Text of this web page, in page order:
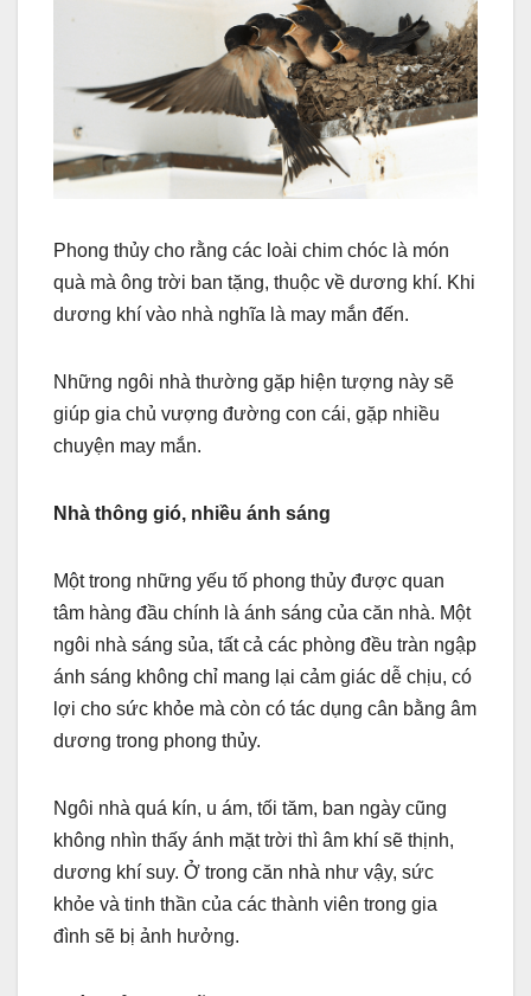
Phong thủy cho rằng các loài chim chóc là món
quà mà ông trời ban tặng, thuộc về dương khí. Khi
dương khí vào nhà nghĩa là may mắn đến.
Những ngôi nhà thường gặp hiện tượng này sẽ
giúp gia chủ vượng đường con cái, gặp nhiều
chuyện may mắn.
Nhà thông gió, nhiều ánh sáng
Một trong những yếu tố phong thủy được quan
tâm hàng đầu chính là ánh sáng của căn nhà. Một
ngôi nhà sáng sủa, tất cả các phòng đều tràn ngập
ánh sáng không chỉ mang lại cảm giác dễ chịu, có
lợi cho sức khỏe mà còn có tác dụng cân bằng âm
dương trong phong thủy.
Ngôi nhà quá kín, u ám, tối tăm, ban ngày cũng
không nhìn thấy ánh mặt trời thì âm khí sẽ thịnh,
dương khí suy. Ở trong căn nhà như vậy, sức
khỏe và tinh thần của các thành viên trong gia
đình sẽ bị ảnh hưởng.